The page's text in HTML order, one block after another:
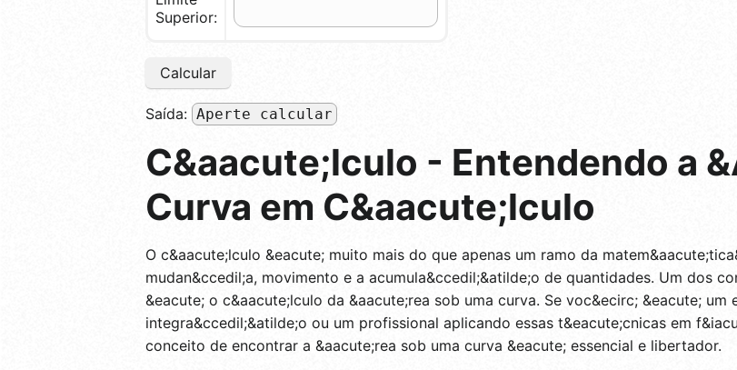
Superior:
Calcular
Saída: Aperte calcular
C&aacute;lculo - Entendendo a
Curva em C&aacute;lculo
O c&aacute;lculo &eacute; muito mais do que apenas um ramo da
mudan&ccedil;a, movimento e a acumula&ccedil;&atilde;o de quantidades. Um dos
&eacute; o c&aacute;lculo da &aacute;rea sob uma curva. Se voc&ecirc; &eacute;
integra&ccedil;&atilde;o ou um profissional aplicando essas t&eacute;cnicas em
conceito de encontrar a &aacute;rea sob uma curva &eacute; essencial e libertador.